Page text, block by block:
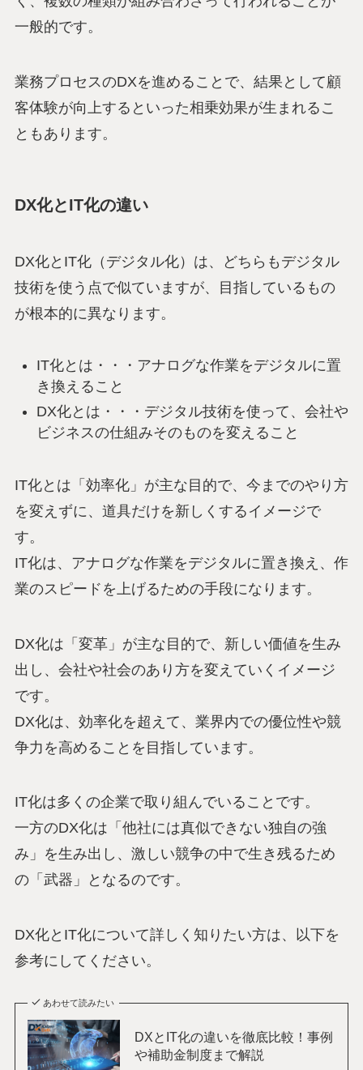
一般的です。
業務プロセスのDXを進めることで、結果として顧
客体験が向上するといった相乗効果が生まれるこ
ともあります。
DX化とIT化の違い
DX化とIT化（デジタル化）は、どちらもデジタル
技術を使う点で似ていますが、目指しているもの
が根本的に異なります。
IT化とは・・・アナログな作業をデジタルに置
き換えること
DX化とは・・・デジタル技術を使って、会社や
ビジネスの仕組みそのものを変えること
IT化とは「効率化」が主な目的で、今までのやり方
を変えずに、道具だけを新しくするイメージで
す。
IT化は、アナログな作業をデジタルに置き換え、作
業のスピードを上げるための手段になります。
DX化は「変革」が主な目的で、新しい価値を生み
出し、会社や社会のあり方を変えていくイメージ
です。
DX化は、効率化を超えて、業界内での優位性や競
争力を高めることを目指しています。
IT化は多くの企業で取り組んでいることです。
一方のDX化は「他社には真似できない独自の強
み」を生み出し、激しい競争の中で生き残るため
の「武器」となるのです。
DX化とIT化について詳しく知りたい方は、以下を
参考にしてください。
あわせて読みたい
DXとIT化の違いを徹底比較！事例
や補助金制度まで解説